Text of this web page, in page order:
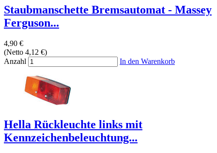
Staubmanschette Bremsautomat - Massey
Ferguson...
4,90 €
(Netto 4,12 €)
Anzahl
In den Warenkorb
Hella Rückleuchte links mit
Kennzeichenbeleuchtung...